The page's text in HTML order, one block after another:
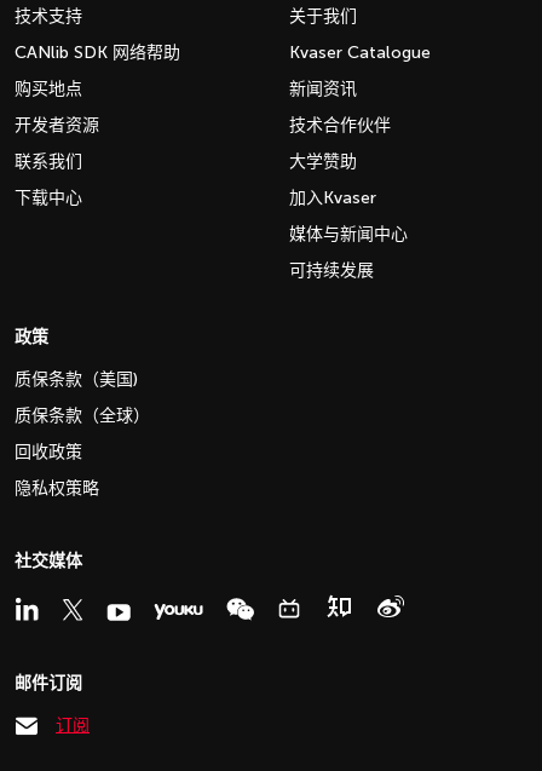
技术支持
CANlib SDK 网络帮助
购买地点
开发者资源
联系我们
下载中心
关于我们
Kvaser Catalogue
新闻资讯
技术合作伙伴
大学赞助
加入Kvaser
媒体与新闻中心
可持续发展
政策
质保条款（美国)
质保条款（全球）
回收政策
隐私权策略
社交媒体
邮件订阅
订阅